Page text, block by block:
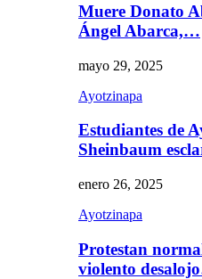
Muere Donato
Ángel Abarca,…
mayo 29, 2025
Ayotzinapa
Estudiantes de
Sheinbaum
enero 26, 2025
Ayotzinapa
Protestan
violento